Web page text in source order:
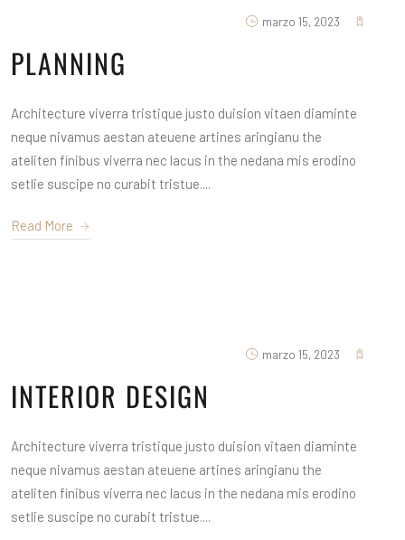
marzo 15, 2023
PLANNING
Architecture viverra tristique justo duision vitaen diaminte
neque nivamus aestan ateuene artines aringianu the
ateliten finibus viverra nec lacus in the nedana mis erodino
setlie suscipe no curabit tristue....
Read More
marzo 15, 2023
INTERIOR DESIGN
Architecture viverra tristique justo duision vitaen diaminte
neque nivamus aestan ateuene artines aringianu the
ateliten finibus viverra nec lacus in the nedana mis erodino
setlie suscipe no curabit tristue....